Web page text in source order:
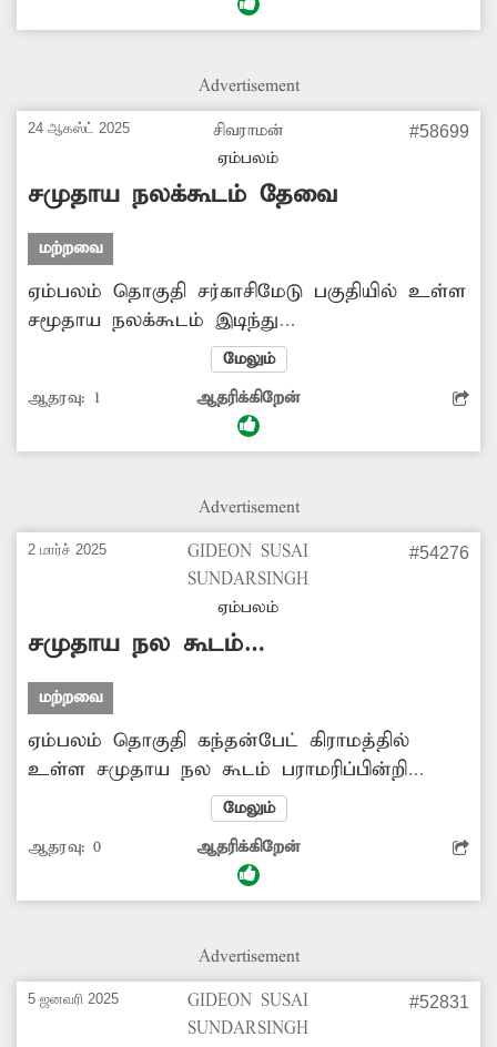
பரவும் அபாயம் ஏற்பட்டுள்ளது.
Advertisement
24 ஆகஸ்ட் 2025
சிவராமன்
ஏம்பலம்
#58699
சமுதாய நலக்கூடம் தேவை
மற்றவை
ஏம்பலம் தொகுதி சர்காசிமேடு பகுதியில் உள்ள
சமூதாய நலக்கூடம் இடிந்து
சேதமடைந்துவிட்டதால் பயன்படுத்த
முடியவில்லை. இங்கு புதிதாக சமுதாய
நலக்கூடம் கட்ட அரசு நடவடிக்கை
மேலும்
ஆதரவு: 1 ஆதரிக்கிறேன்
Advertisement
2 மார்ச் 2025
GIDEON SUSAI
SUNDARSINGH
ஏம்பலம்
#54276
சமுதாய நல கூடம்
புனரமைக்கப்படுமா?
மற்றவை
ஏம்பலம் தொகுதி கந்தன்பேட் கிராமத்தில்
உள்ள சமுதாய நல கூடம் பராமரிப்பின்றி
வீணாகி வருகிறது. இதனை சீரமைக்க
மேலும்
ஆதரவு: 0 ஆதரிக்கிறேன்
Advertisement
5 ஜனவரி 2025
GIDEON SUSAI
SUNDARSINGH
#52831